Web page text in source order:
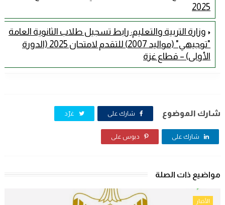
2025
وزارة التربية والتعليم: رابط تسجيل طلاب الثانوية العامة
"توجيهي" (مواليد 2007) للتقدم لامتحان 2025 (الدورة
الأولى) – قطاع غزة
شارك الموضوع شارك على غرّد
شارك على دبوس على
مواضيع ذات الصلة
الأخبار